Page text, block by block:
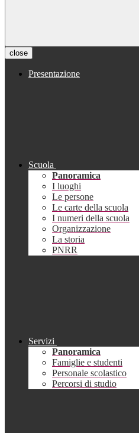
close
Presentazione
Scuola
Panoramica
I luoghi
Le persone
Le carte della scuola
I numeri della scuola
Organizzazione
La storia
PNRR
Servizi
Panoramica
Famiglie e studenti
Personale scolastico
Percorsi di studio